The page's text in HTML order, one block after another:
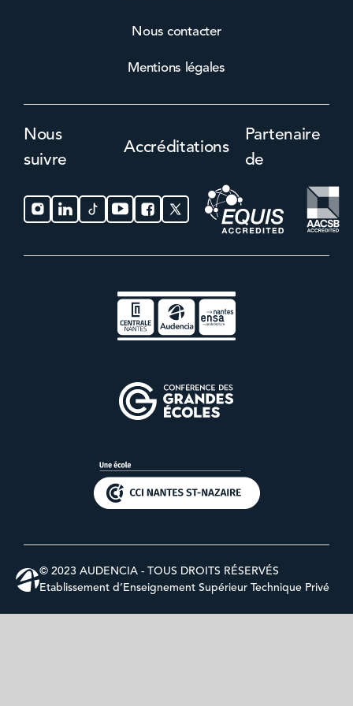
Nous contacter
Mentions légales
Nous
suivre
Accréditations
Partenaire
de
© 2023 AUDENCIA - TOUS DROITS RÉSERVÉS
Etablissement d’Enseignement Supérieur Technique Privé